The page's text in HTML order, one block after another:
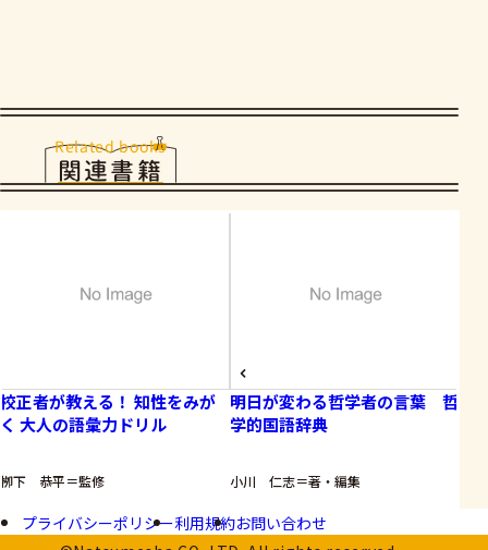
Related books
関連書籍
校正者が教える！ 知性をみが
く 大人の語彙力ドリル
栁下 恭平＝監修
明日が変わる哲学者の言葉 哲
学的国語辞典
小川 仁志＝著・編集
プライバシーポリシー利用規約お問い合わせ